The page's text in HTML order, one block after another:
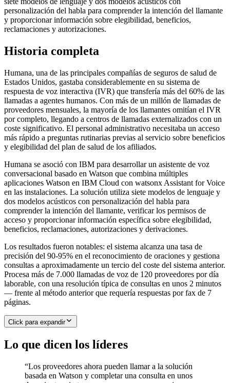
personalización del habla para comprender la intención del llamante
y proporcionar información sobre elegibilidad, beneficios,
reclamaciones y autorizaciones.
Historia completa
Humana, una de las principales compañías de seguros de salud de
Estados Unidos, gastaba considerablemente en su sistema de
respuesta de voz interactiva (IVR) que transfería más del 60% de las
llamadas a agentes humanos. Con más de un millón de llamadas de
proveedores mensuales, la mayoría de los llamantes omitían el IVR
por completo, llegando a centros de llamadas externalizados con un
coste significativo. El personal administrativo necesitaba un acceso
más rápido a preguntas rutinarias previas al servicio sobre beneficios
y elegibilidad del plan de salud de los afiliados.
Humana se asoció con IBM para desarrollar un asistente de voz
conversacional basado en Watson que combina múltiples
aplicaciones Watson en IBM Cloud con watsonx Assistant for Voice
en las instalaciones. La solución utiliza siete modelos de lenguaje y
dos modelos acústicos con personalización del habla para
comprender la intención del llamante, verificar los permisos de
acceso y proporcionar información específica sobre elegibilidad,
beneficios, reclamaciones, autorizaciones y derivaciones.
Los resultados fueron notables: el sistema alcanza una tasa de
precisión del 90-95% en el reconocimiento de oraciones y gestiona
consultas a aproximadamente un tercio del coste del sistema anterior.
Procesa más de 7.000 llamadas de voz de 120 proveedores por día
laborable, con una resolución típica de consultas en unos 2 minutos
— frente al método anterior que requería respuestas por fax de 7
páginas.
Click para expandir
Lo que dicen los líderes
“Los proveedores ahora pueden llamar a la solución
basada en Watson y completar una consulta en unos